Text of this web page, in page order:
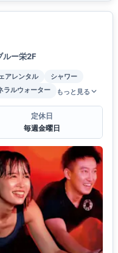
ー栄2F
アレンタル
シャワー
ラルウォーター もっと見る
定休日
毎週金曜日